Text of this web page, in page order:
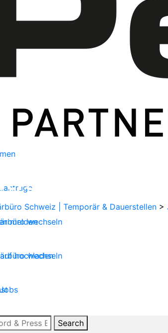
melden
wechseln
wechseln
hochladen
in EFZ
Schweiz | Temporär & Dauerstellen >
Search